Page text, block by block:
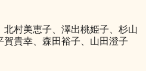
村美恵子、澤出桃姫子、杉山
賀貴幸、森田裕子、山田澄子